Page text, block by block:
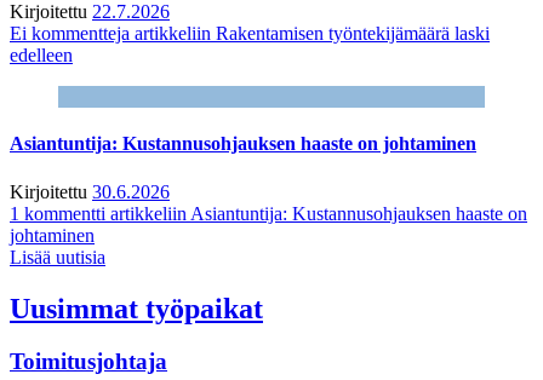
Kirjoitettu 22.7.2026
Ei kommentteja artikkeliin Rakentamisen työntekijämäärä laski
edelleen
Asiantuntija: Kustannusohjauksen haaste on johtaminen
Kirjoitettu 30.6.2026
1 kommentti artikkeliin Asiantuntija: Kustannusohjauksen haaste on
johtaminen
Lisää uutisia
Uusimmat työpaikat
Toimitusjohtaja